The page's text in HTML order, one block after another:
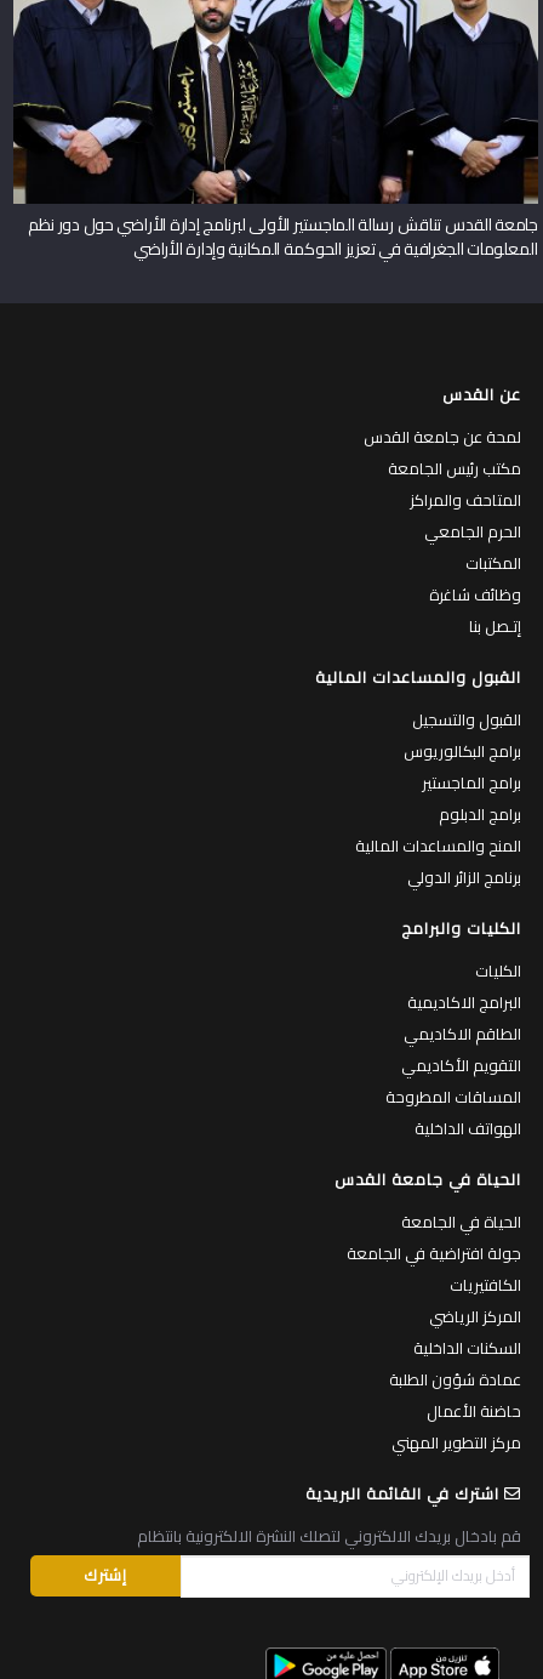
جامعة القدس تناقش رسالة الماجستير الأولى لبرنامج إدارة الأراضي حول دور نظم
المعلومات الجغرافية في تعزيز الحوكمة المكانية وإدارة الأراضي
عن القدس
لمحة عن جامعة القدس
مكتب رئيس الجامعة
المتاحف والمراكز
الحرم الجامعي
المكتبات
وظائف شاغرة
إتـصل بنا
القبول والمساعدات المالية
القبول والتسجيل
برامج البكالوريوس
برامج الماجستير
برامج الدبلوم
المنح والمساعدات المالية
برنامج الزائر الدولي
الكليات والبرامج
الكليات
البرامج الاكاديمية
الطاقم الاكاديمي
التقويم الأكاديمي
المساقات المطروحة
الهواتف الداخلية
الحياة في جامعة القدس
الحياة في الجامعة
جولة افتراضية في الجامعة
الكافتيريات
المركز الرياضي
السكنات الداخلية
عمادة شؤون الطلبة
حاضنة الأعمال
مركز التطوير المهني
اشترك في القائمة البريدية
قم بادخال بريدك الالكتروني لتصلك النشرة الالكترونية بانتظام